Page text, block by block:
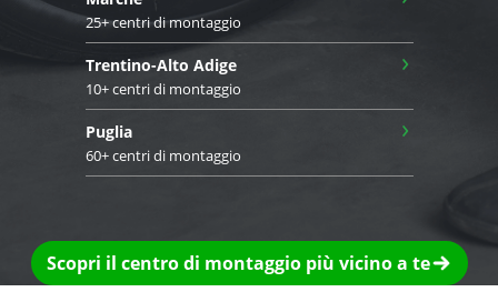
25+ centri di montaggio
Trentino-Alto Adige
10+ centri di montaggio
›
Puglia
60+ centri di montaggio
›
Scopri il centro di montaggio più vicino a te